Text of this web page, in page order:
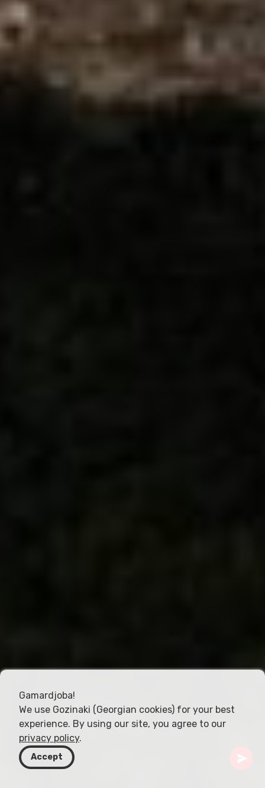
Gamardjoba!
We use Gozinaki (Georgian cookies) for your best
experience. By using our site, you agree to our
privacy policy.
Accept